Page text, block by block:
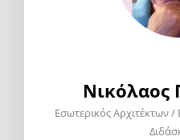
Νικόλαος
Εσωτερικός Αρχιτέκτων